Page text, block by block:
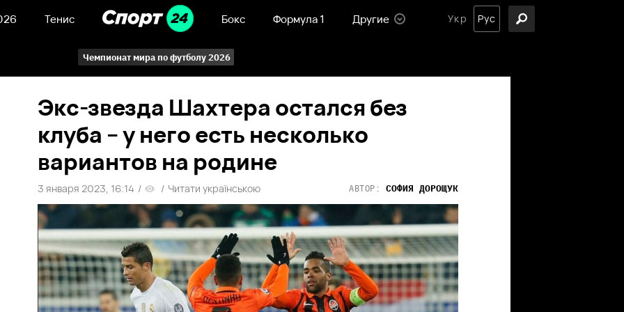
Тенис Бокс Формула 1 Другие Укр Рус
Чемпионат мира по футболу 2026
Экс-звезда Шахтера остался без
клуба – у него есть несколько
вариантов на родине
3 января 2023, 16:14 / / Читати українською АВТОР: СОФИЯ ДОРОЩУК